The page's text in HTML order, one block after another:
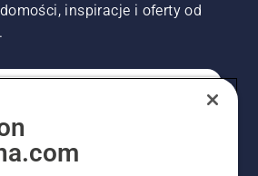
inspiracje i oferty od
PROFESJONALISTA